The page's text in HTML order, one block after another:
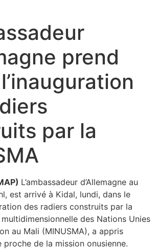
prend
par la
L’ambassadeur d’Allemagne au
est arrivé à Kidal, lundi, dans le
des radiers construits par la
des Nations Unies
au Mali (MINUSMA), a appris
proche de la mission onusienne.